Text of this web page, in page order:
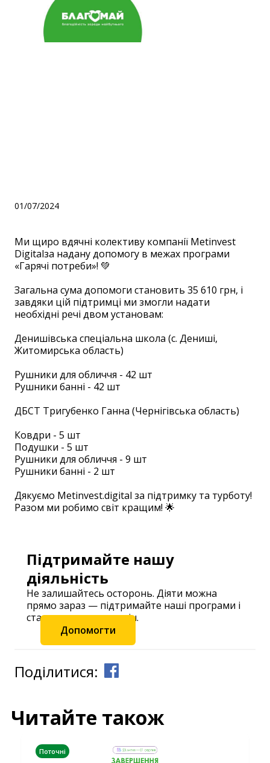
01/07/2024
Ми щиро вдячні колективу компанії Metinvest
Digitalза надану допомогу в межах програми
«Гарячі потреби»! 💚
Загальна сума допомоги становить 35 610 грн, і
завдяки цій підтримці ми змогли надати
необхідні речі двом установам:
Денишівська спеціальна школа (с. Дениші,
Житомирська область)
Рушники для обличчя - 42 шт
Рушники банні - 42 шт
ДБСТ Тригубенко Ганна (Чернігівська область)
Ковдри - 5 шт
Подушки - 5 шт
Рушники для обличчя - 9 шт
Рушники банні - 2 шт
Дякуємо Metinvest.digital за підтримку та турботу!
Разом ми робимо світ кращим! 🌟
Підтримайте нашу
діяльність
Не залишайтесь осторонь. Діяти можна
прямо зараз — підтримайте наші програми і
станьте частиною змін.
Допомогти
Поділитися:
Читайте також
Поточні